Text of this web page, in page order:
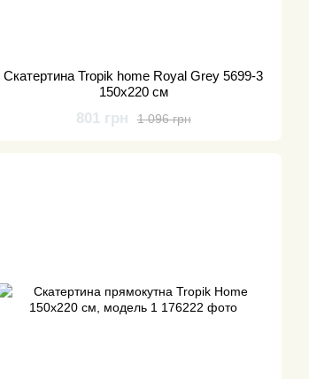
Скатертина Tropik home Royal Grey 5699-3
150x220 см
1 096 грн
801 грн